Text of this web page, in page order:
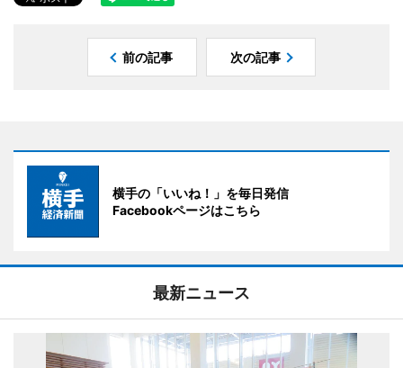
前の記事 次の記事
横手の「いいね！」を毎日発信
Facebookページはこちら
最新ニュース